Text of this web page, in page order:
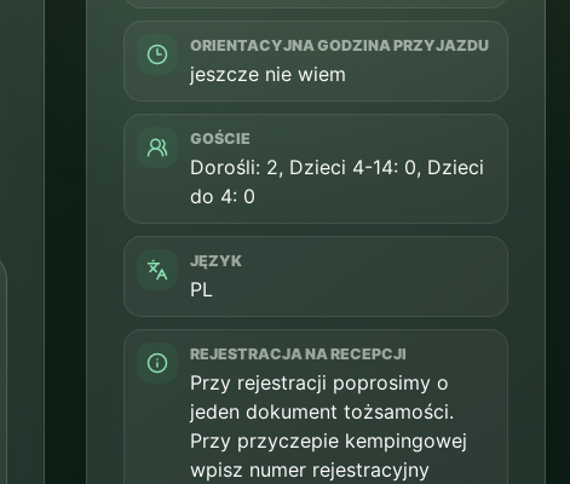
ORIENTACYJNA GODZINA PRZYJAZDU
jeszcze nie wiem
GOŚCIE
Dorośli: 2, Dzieci 4-14: 0, Dzieci
do 4: 0
JĘZYK
PL
REJESTRACJA NA RECEPCJI
Przy rejestracji poprosimy o
jeden dokument tożsamości.
Przy przyczepie kempingowej
wpisz numer rejestracyjny